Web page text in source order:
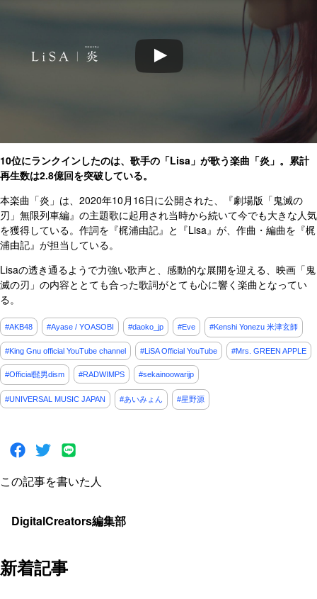
10位にランクインしたのは、歌手の「Lisa」が歌う楽曲「炎」。累計
再生数は2.8億回を突破している。
本楽曲「炎」は、2020年10月16日に公開された、『劇場版「鬼滅の
刃」無限列車編』の主題歌に起用され当時から続いて今でも大きな人気
を獲得している。作詞を『梶浦由記』と『Lisa』が、作曲・編曲を『梶
浦由記』が担当している。
Lisaの透き通るようで力強い歌声と、感動的な展開を迎える、映画「鬼
滅の刃」の内容ととても合った歌詞がとても心に響く楽曲となってい
る。
#AKB48 #Ayase / YOASOBI #daoko_jp #Eve #Kenshi Yonezu 米津玄師
#King Gnu official YouTube channel #LiSA Official YouTube #Mrs. GREEN APPLE
#Official髭男dism #RADWIMPS #sekainoowarijp
#UNIVERSAL MUSIC JAPAN #あいみょん #星野源
この記事を書いた人
DigitalCreators編集部
新着記事